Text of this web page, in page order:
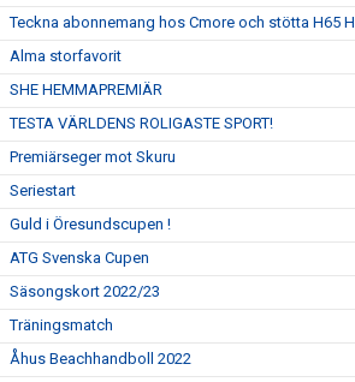
Teckna abonnemang hos Cmore och stötta H65
Alma storfavorit
SHE HEMMAPREMIÄR
TESTA VÄRLDENS ROLIGASTE SPORT!
Premiärseger mot Skuru
Seriestart
Guld i Öresundscupen !
ATG Svenska Cupen
Säsongskort 2022/23
Träningsmatch
Åhus Beachhandboll 2022